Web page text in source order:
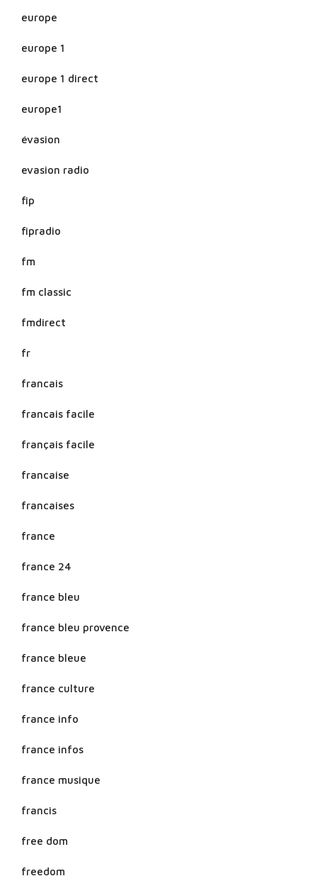
europe
europe 1
europe 1 direct
europe1
évasion
evasion radio
fip
fipradio
fm
fm classic
fmdirect
fr
francais
francais facile
français facile
francaise
francaises
france
france 24
france bleu
france bleu provence
france bleue
france culture
france info
france infos
france musique
francis
free dom
freedom